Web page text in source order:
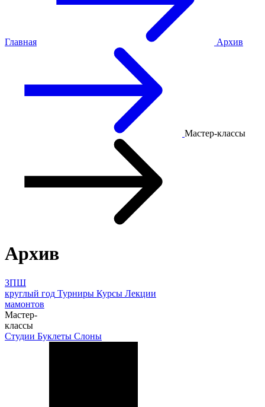
Главная Архив
Мастер-классы
Архив
ЗПШ
круглый год Турниры Курсы Лекции
мамонтов
Мастер-
классы
Студии Буклеты Слоны